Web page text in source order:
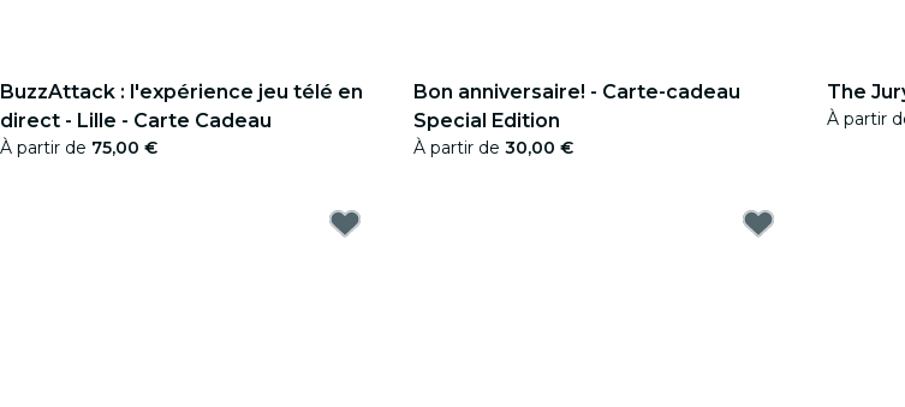
BuzzAttack : l'expérience jeu télé en
direct - Lille - Carte Cadeau
À partir de 75,00 €
Bon anniversaire! - Carte-cadeau
Special Edition
À partir de 30,00 €
The
À partir